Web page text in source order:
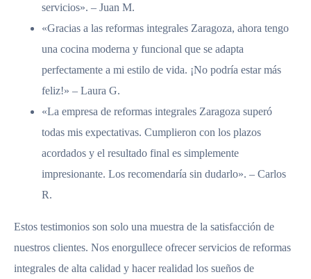
servicios». – Juan M.
«Gracias a las reformas integrales Zaragoza, ahora tengo
una cocina moderna y funcional que se adapta
perfectamente a mi estilo de vida. ¡No podría estar más
feliz!» – Laura G.
«La empresa de reformas integrales Zaragoza superó
todas mis expectativas. Cumplieron con los plazos
acordados y el resultado final es simplemente
impresionante. Los recomendaría sin dudarlo». – Carlos
R.
Estos testimonios son solo una muestra de la satisfacción de
nuestros clientes. Nos enorgullece ofrecer servicios de reformas
integrales de alta calidad y hacer realidad los sueños de